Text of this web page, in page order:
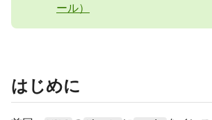
ール）
はじめに